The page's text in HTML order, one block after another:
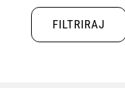
cijena
FILTRIRAJ